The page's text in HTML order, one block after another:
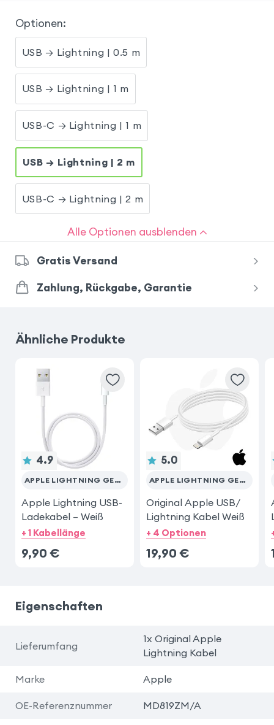
Optionen:
USB → Lightning | 0.5 m
USB → Lightning | 1 m
USB-C → Lightning | 1 m
USB → Lightning | 2 m
USB-C → Lightning | 2 m
Alle Optionen ausblenden
Gratis Versand
Zahlung, Rückgabe, Garantie
Ähnliche Produkte
4.9
APPLE LIGHTNING GERÄTE
Apple Lightning USB-
Ladekabel – Weiß
+ 1 Kabellänge
9,90 €
5.0
APPLE LIGHTNING GERÄTE
Original Apple USB/
Lightning Kabel Weiß
+ 4 Optionen
19,90 €
Eigenschaften
Lieferumfang
1x Original Apple
Lightning Kabel
Marke Apple
OE-Referenznummer MD819ZM/A